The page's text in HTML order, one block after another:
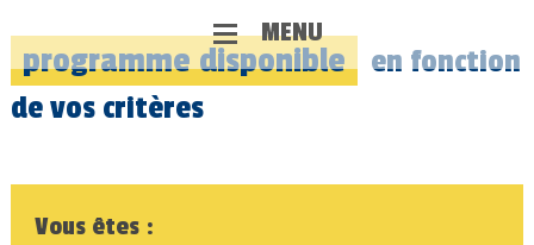
MENU
programmedisponible
en fonction
de vos critères
Vous êtes :